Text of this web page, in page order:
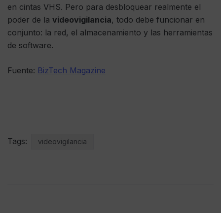
en cintas VHS. Pero para desbloquear realmente el
poder de la videovigilancia, todo debe funcionar en
conjunto: la red, el almacenamiento y las herramientas
de software.
Fuente: BizTech Magazine
Tags: videovigilancia